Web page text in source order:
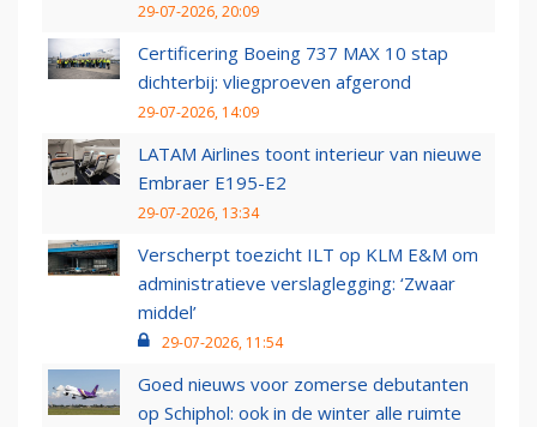
29-07-2026, 20:09
Certificering Boeing 737 MAX 10 stap
dichterbij: vliegproeven afgerond
29-07-2026, 14:09
LATAM Airlines toont interieur van nieuwe
Embraer E195-E2
29-07-2026, 13:34
Verscherpt toezicht ILT op KLM E&M om
administratieve verslaglegging: ‘Zwaar
middel’
29-07-2026, 11:54
Goed nieuws voor zomerse debutanten
op Schiphol: ook in de winter alle ruimte